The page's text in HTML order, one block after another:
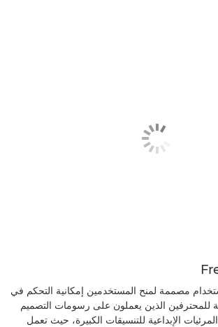
مصممة لمنح المستخدمين إمكانية التحكم في
للمحترفين الذين يعملون على رسومات التصميم
الإبداعية للتنسيقات الكبيرة، حيث تعمل